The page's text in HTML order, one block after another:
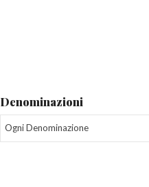
Denominazioni
Ogni Denominazione